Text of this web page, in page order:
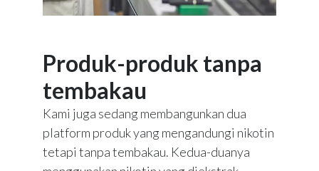
Produk-produk tanpa
tembakau
Kami juga sedang membangunkan dua
platform produk yang mengandungi nikotin
tetapi tanpa tembakau. Kedua-duanya